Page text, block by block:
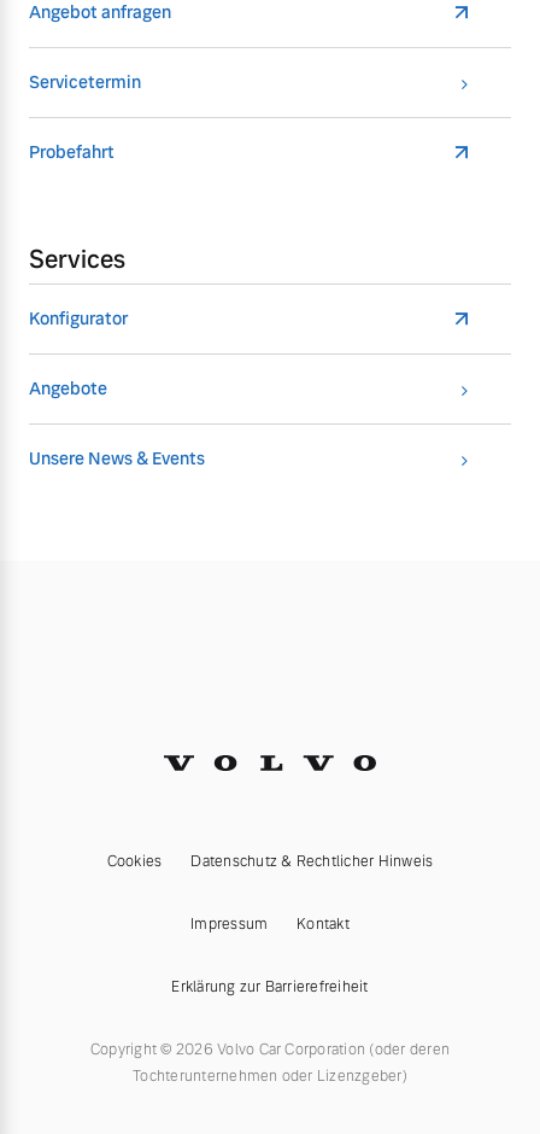
Angebot anfragen
Servicetermin
Probefahrt
Services
Konfigurator
Angebote
Unsere News & Events
Cookies Datenschutz & Rechtlicher Hinweis
Impressum Kontakt
Erklärung zur Barrierefreiheit
Copyright © 2026 Volvo Car Corporation (oder deren
Tochterunternehmen oder Lizenzgeber)